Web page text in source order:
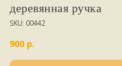
деревянная ручка
SKU: 00442
900 р.